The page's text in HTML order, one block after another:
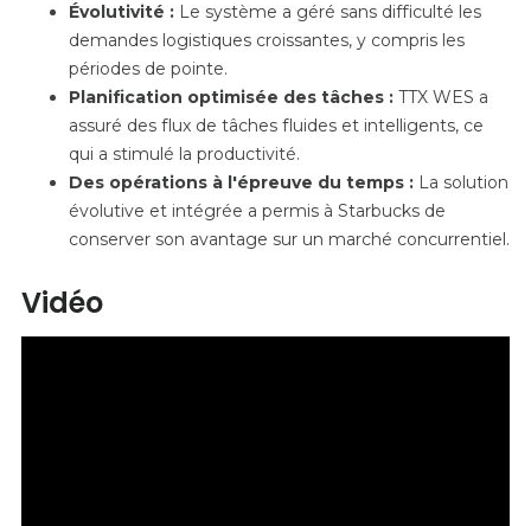
Évolutivité : Le système a géré sans difficulté les
demandes logistiques croissantes, y compris les
périodes de pointe.
Planification optimisée des tâches : TTX WES a
assuré des flux de tâches fluides et intelligents, ce
qui a stimulé la productivité.
Des opérations à l'épreuve du temps : La solution
évolutive et intégrée a permis à Starbucks de
conserver son avantage sur un marché concurrentiel.
Vidéo